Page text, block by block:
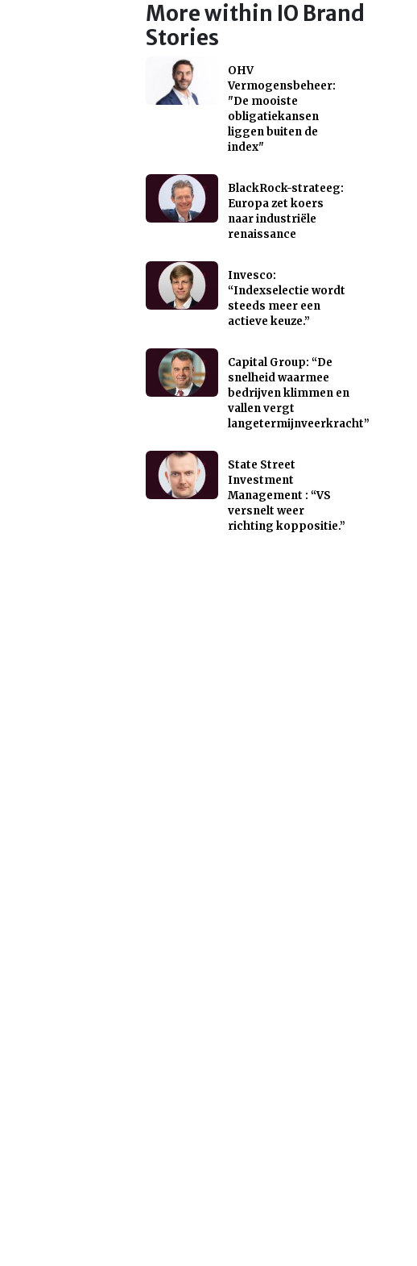
More within IO Brand
Stories
OHV
Vermogensbeheer:
"De mooiste
obligatiekansen
liggen buiten de
index"
BlackRock-strateeg:
Europa zet koers
naar industriële
renaissance
Invesco:
“Indexselectie wordt
steeds meer een
actieve keuze.”
Capital Group: “De
snelheid waarmee
bedrijven klimmen en
vallen vergt
langetermijnveerkracht”
State Street
Investment
Management : “VS
versnelt weer
richting koppositie.”